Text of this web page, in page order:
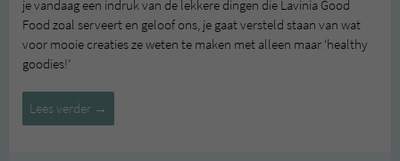
je vandaag een indruk van de lekkere dingen die Lavinia Good
Food zoal serveert en geloof ons, je gaat versteld staan van wat
voor mooie creaties ze weten te maken met alleen maar ‘healthy
goodies!’
Lees verder Lavinia
Good
→